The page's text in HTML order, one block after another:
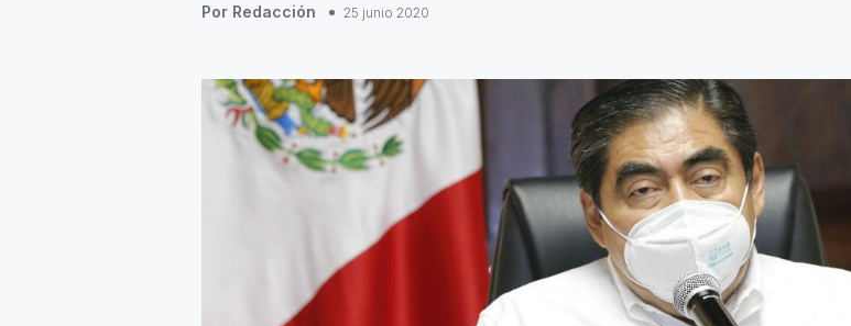
Por Redacción 25 junio 2020